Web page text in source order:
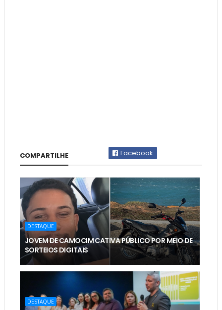
COMPARTILHE Facebook
DESTAQUE
JOVEM DE CAMOCIM CATIVA PÚBLICO POR MEIO DE
SORTEIOS DIGITAIS
DESTAQUE